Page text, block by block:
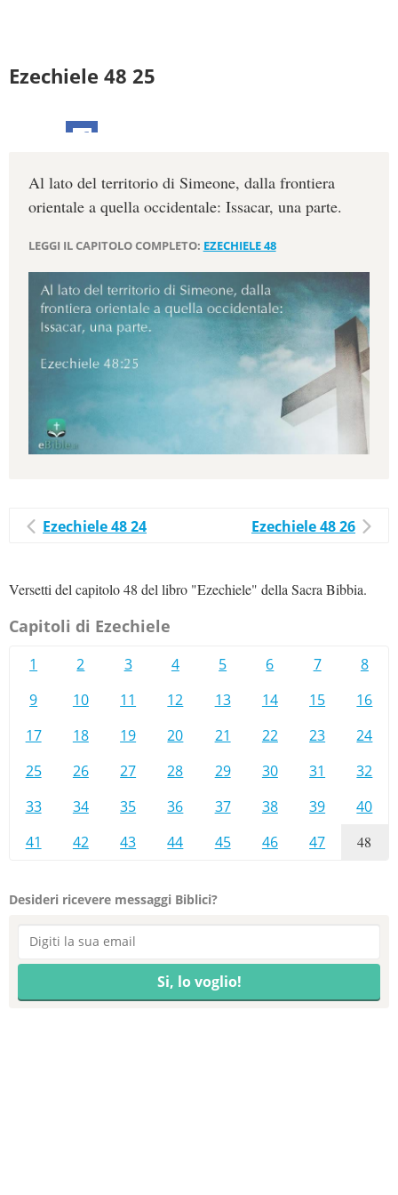
Ezechiele 48 25
Al lato del territorio di Simeone, dalla frontiera
orientale a quella occidentale: Issacar, una parte.
LEGGI IL CAPITOLO COMPLETO: EZECHIELE 48
Ezechiele 48 24 Ezechiele 48 26
Versetti del capitolo 48 del libro "Ezechiele" della Sacra Bibbia.
Capitoli di Ezechiele
1 2 3 4 5 6 7
8
9
10 11 12 13 14 15
16
17
18 19 20 21 22 23
24
25
26 27 28 29 30 31
32
33
34 35 36 37 38 39
40
41
42 43 44 45 46 47 48
Desideri ricevere messaggi Biblici?